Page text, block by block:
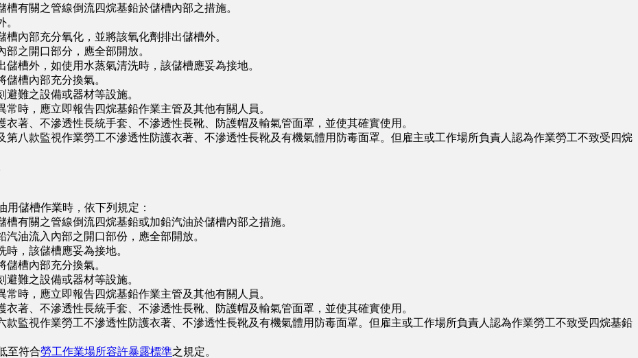
有關之管線倒流四烷基鉛於儲槽內部之措施。
內部充分氧化，並將該氧化劑排出儲槽外。
之開口部分，應全部開放。
外，如使用水蒸氣清洗時，該儲槽應妥為接地。
槽內部充分換氣。
難之設備或器材等設施。
，應立即報告四烷基鉛作業主管及其他有關人員。
、不滲透性長統手套、不滲透性長靴、防護帽及輸氣管面罩，並使其確實使用。
款監視作業勞工不滲透性防護衣著、不滲透性長靴及有機氣體用防毒面罩。但雇主或工作場所負責人認為作業勞工不致受四烷
儲槽作業時，依下列規定：
關之管線倒流四烷基鉛或加鉛汽油於儲槽內部之措施。
油流入內部之開口部份，應全部開放。
，該儲槽應妥為接地。
槽內部充分換氣。
難之設備或器材等設施。
，應立即報告四烷基鉛作業主管及其他有關人員。
、不滲透性長統手套、不滲透性長靴、防護帽及輸氣管面罩，並使其確實使用。
視作業勞工不滲透性防護衣著、不滲透性長靴及有機氣體用防毒面罩。但雇主或工作場所負責人認為作業勞工不致受四烷基鉛
至符合勞工作業場所容許暴露標準之規定。